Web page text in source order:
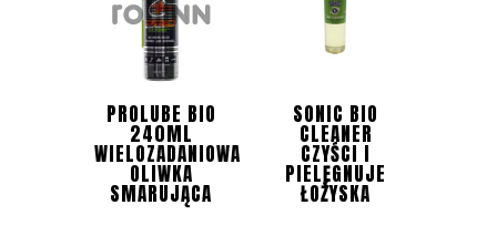
PROLUBE BIO
240ML
WIELOZADANIOWA
OLIWKA
SMARUJĄCA
SONIC BIO
CLEANER
CZYŚCI I
PIELĘGNUJE
ŁOŻYSKA